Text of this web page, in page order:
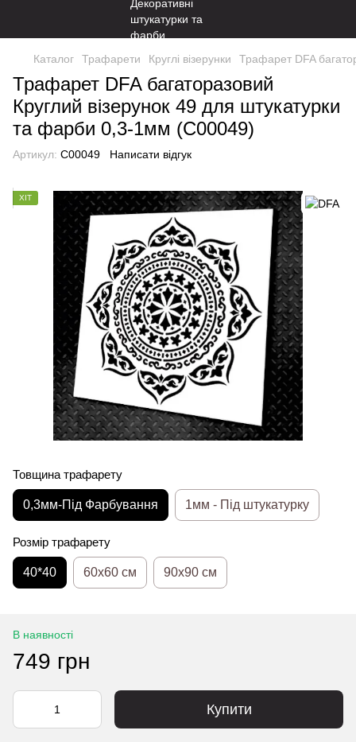
Каталог Трафарети Круглі візерунки Трафарет DFA
Трафарет DFA багаторазовий
Круглий візерунок 49 для штукатурки
та фарби 0,3-1мм (С00049)
Артикул: С00049 Написати відгук
ХІТ
Товщина трафарету
0,3мм-Під Фарбування 1мм - Під штукатурку
Розмір трафарету
40*40 60x60 см 90x90 см
В наявності
749 грн
Купити